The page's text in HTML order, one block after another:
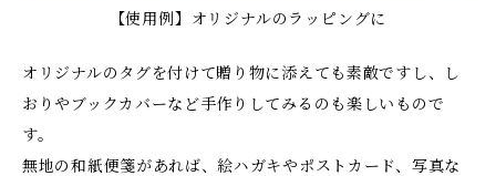
【使用例】オリジナルのラッピングに
オリジナルのタグを付けて贈り物に添えても素敵ですし、し
おりやブックカバーなど手作りしてみるのも楽しいもので
す。
無地の和紙便箋があれば、絵ハガキやポストカード、写真な